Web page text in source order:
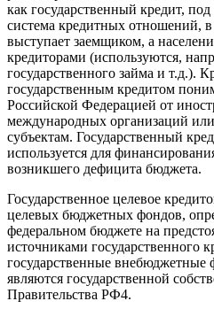
как государственный кредит,
система кредитных отношений, в
выступает заемщиком, а
кредиторами (используются,
государственного займа и т.д.).
государственным кредитом
Российской Федерацией от
международных организаций
субъектам. Государственный
используется для
возникшего дефицита бюджета.
Государственное целевое
целевых бюджетных фондов,
федеральном бюджете на
источниками государственного
государственные внебюджетные
являются государственной
Правительства РФ4.